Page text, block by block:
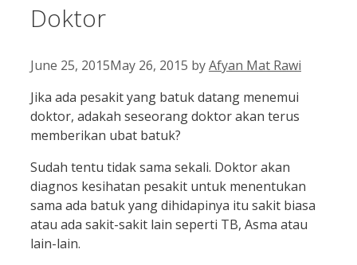
Doktor
June 25, 2015May 26, 2015 byAfyan Mat Rawi
Jika ada pesakit yang batuk datang menemui
doktor, adakah seseorang doktor akan terus
memberikan ubat batuk?
Sudah tentu tidak sama sekali. Doktor akan
diagnos kesihatan pesakit untuk menentukan
sama ada batuk yang dihidapinya itu sakit biasa
atau ada sakit-sakit lain seperti TB, Asma atau
lain-lain.